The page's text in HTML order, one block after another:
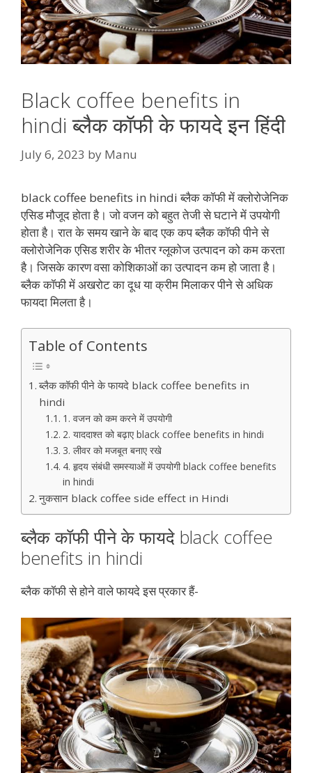
Black coffee benefits in
hindi ब्लैक कॉफी के फायदे इन हिंदी
July 6, 2023 by Manu
black coffee benefits in hindi ब्लैक कॉफी में क्लोरोजेनिक
एसिड मौजूद होता है। जो वजन को बहुत तेजी से घटाने में उपयोगी
होता है। रात के समय खाने के बाद एक कप ब्लैक कॉफी पीने से
क्लोरोजेनिक एसिड शरीर के भीतर ग्लूकोज उत्पादन को कम करता
है। जिसके कारण वसा कोशिकाओं का उत्पादन कम हो जाता है।
ब्लैक कॉफी में अखरोट का दूध या क्रीम मिलाकर पीने से अधिक
फायदा मिलता है।
Table of Contents
ब्लैक कॉफी पीने के फायदे black coffee benefits in
hindi
1. वजन को कम करने में उपयोगी
2. याददाश्त को बढ़ाए black coffee benefits in hindi
3. लीवर को मजबूत बनाए रखे
4. हृदय संबंधी समस्याओं में उपयोगी black coffee benefits
in hindi
नुकसान black coffee side effect in Hindi
ब्लैक कॉफी पीने के फायदे black coffee
benefits in hindi
ब्लैक कॉफी से होने वाले फायदे इस प्रकार हैं-